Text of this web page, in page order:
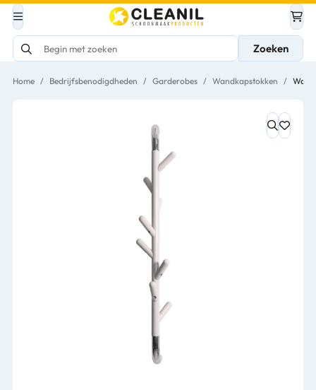
Zoeken
Home / Bedrijfsbenodigdheden / Garderobes / Wandkapstokken /